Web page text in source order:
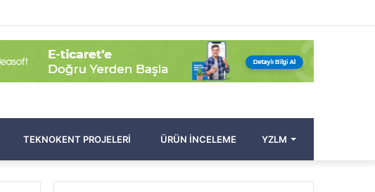
yap
...
Bölmesi
Makale
Ol
TEKNOKENT PROJELERI ÜRÜN İNCELEME YZLM